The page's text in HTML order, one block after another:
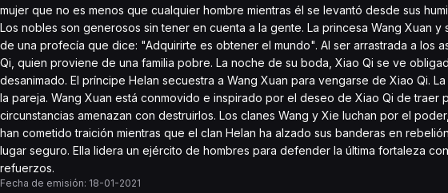
mujer que no es menos que cualquier hombre mientras él se levantó desde sus
Los nobles son generosos sin tener en cuenta a la gente. La princesa Wang Xuan
de una profecía que dice: "Adquirirte es obtener el mundo". Al ser arrastrada a los
Qi, quien proviene de una familia pobre. La noche de su boda, Xiao Qi se ve
desanimado. El príncipe Helan secuestra a Wang Xuan para vengarse de Xiao Qi.
la pareja. Wang Xuan está conmovido e inspirado por el deseo de Xiao Qi de traer
circunstancias amenazan con destruirlos. Los clanes Wang y Xie luchan por el
han cometido traición mientras que el clan Helan ha alzado sus banderas en
lugar seguro. Ella lidera un ejército de hombres para defender la última fortaleza
refuerzos.
Fecha de emisión: 18-01-2021